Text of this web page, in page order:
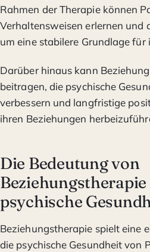
Rahmen der Therapie können
Verhaltensweisen erlernen und
um eine stabilere Grundlage
Darüber hinaus kann
beitragen, die psychische
verbessern und langfristige
ihren Beziehungen
Die Bedeutung von
psychische
Beziehungstherapie spielt eine
die psychische Gesundheit von